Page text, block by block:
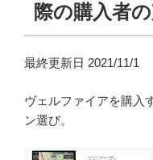
際の購入者
最終更新日 2021/11/1
ヴェルファイアを購入
ン選び。